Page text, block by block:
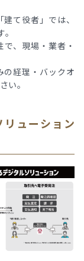
て役者」では、
、現場・業者・
の経理・バックオ
い。
ューション